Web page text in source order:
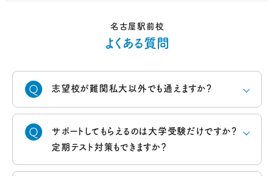
名古屋駅前校
よくある質問
志望校が難関私大以外でも通えますか？
サポートしてもらえるのは大学受験だけですか？
定期テスト対策もできますか？